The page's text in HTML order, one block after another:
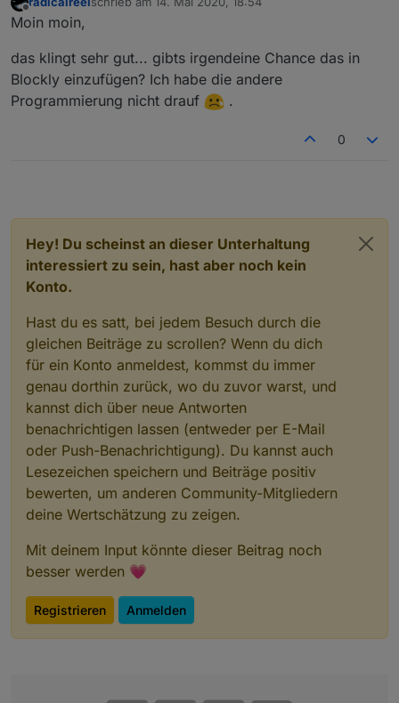
Offline zuletzt editiert von
Moin moin,
das klingt sehr gut... gibts irgendeine Chance das in
Blockly einzufügen? Ich habe die andere
Programmierung nicht drauf
.
0
Hey! Du scheinst an dieser Unterhaltung
interessiert zu sein, hast aber noch kein
Konto.
Hast du es satt, bei jedem Besuch durch die
gleichen Beiträge zu scrollen? Wenn du dich
für ein Konto anmeldest, kommst du immer
genau dorthin zurück, wo du zuvor warst, und
kannst dich über neue Antworten
benachrichtigen lassen (entweder per E-Mail
oder Push-Benachrichtigung). Du kannst auch
Lesezeichen speichern und Beiträge positiv
bewerten, um anderen Community-Mitgliedern
deine Wertschätzung zu zeigen.
Mit deinem Input könnte dieser Beitrag noch
besser werden 💗
Registrieren Anmelden